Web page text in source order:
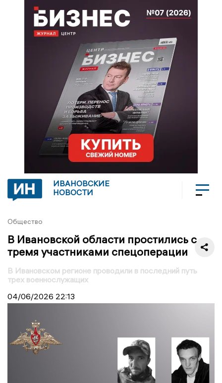
ИВАНОВСКИЕ
НОВОСТИ
Общество
В Ивановской области простились с
тремя участниками спецоперации
В Ивановском регионе проводили в последний путь
трех военнослужащих
04/06/2026 22:13